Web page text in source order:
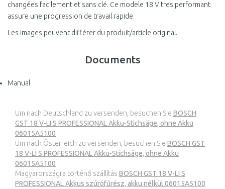
changées facilement et sans clé. Ce modele 18 V tres performant
assure une progression de travail rapide.
Les images peuvent différer du produit/article original.
Documents
Manual
Um nach Deutschland zu versenden, besuchen Sie BOSCH
GST 18 V-LI S PROFESSIONAL Akku-Stichsäge, ohne Akku
06015A5100
Um nach Österreich zu versenden, besuchen Sie BOSCH GST
18 V-LI S PROFESSIONAL Akku-Stichsäge, ohne Akku
06015A5100
Magyarországra történő szállítás BOSCH GST 18 V-LI S
PROFESSIONAL Akkus szúrófűrész, akku nélkül 06015A5100